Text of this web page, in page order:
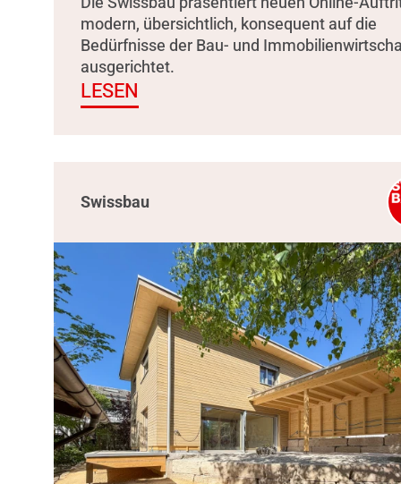
modern, übersichtlich, konsequent auf die
Bedürfnisse der Bau- und
ausgerichtet.
LESEN
Swissbau